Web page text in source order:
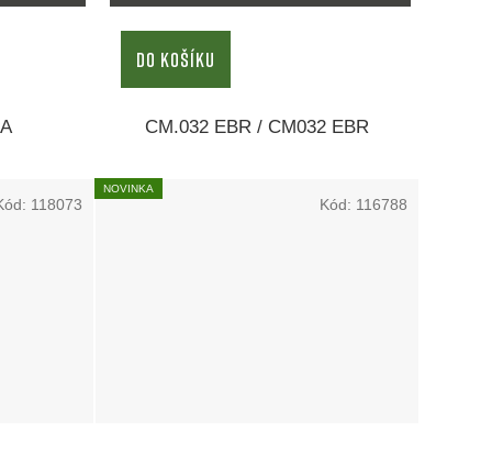
DO KOŠÍKU
CM.032 EBR / CM032 EBR
118073
NOVINKA
Kód: 116788